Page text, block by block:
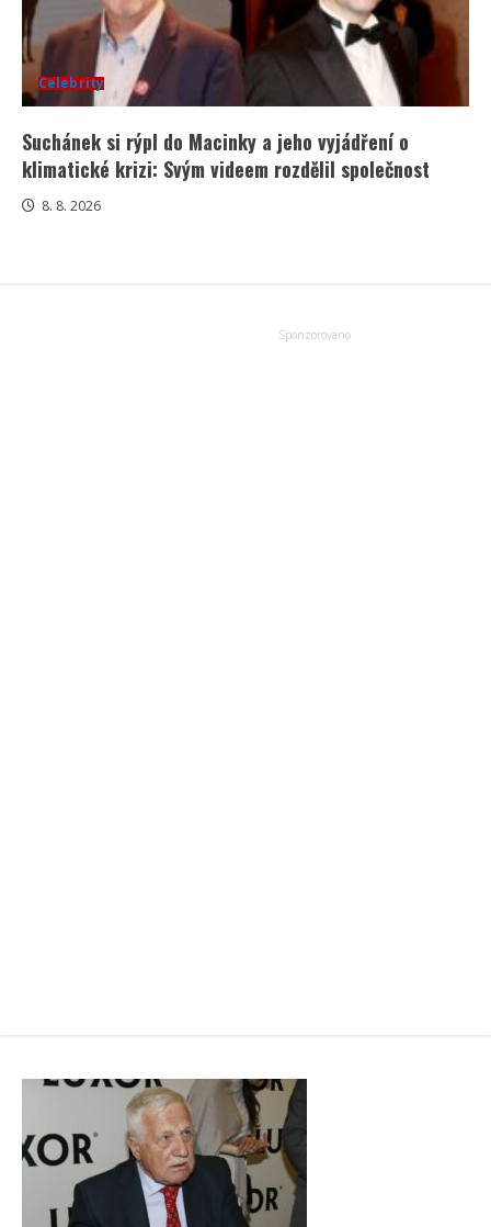
Celebrity
Suchánek si rýpl do Macinky a jeho vyjádření o
klimatické krizi: Svým videem rozdělil společnost
8. 8. 2026